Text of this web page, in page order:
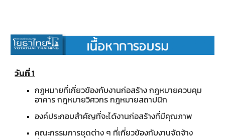
วันที่ 1
กฎหมายที่เกี่ยวข้องกับงานก่อสร้าง กฎหมายควบคุม
อาคาร กฎหมายวิศวกร กฎหมายสถาปนิก
องค์ประกอบสำคัญที่จะได้งานก่อสร้างที่มีคุณภาพ
คณะกรรมการชุดต่าง ๆ ที่เกี่ยวข้องกับงานจัดจ้าง